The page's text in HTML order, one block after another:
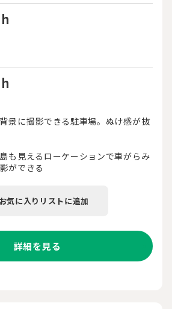
h
景に撮影できる駐車場。ぬけ感が抜
も見えるローケーションで車がらみ
ができる
お気に入りリストに追加
詳細を見る